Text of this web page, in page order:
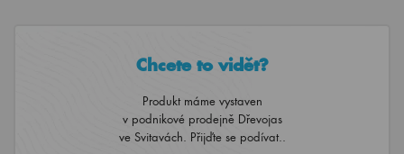
Chcete to vidět?
Produkt máme vystaven
v podnikové prodejně Dřevojas
ve Svitavách. Přijďte se podívat..